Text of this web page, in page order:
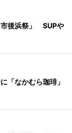
市後浜祭」 SUPや
「なかむら珈琲」